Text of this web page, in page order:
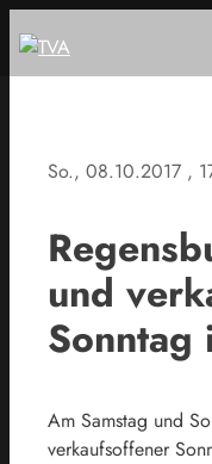
So., 08.10.2017 ,
und
Am Samstag und
verkaufsoffener